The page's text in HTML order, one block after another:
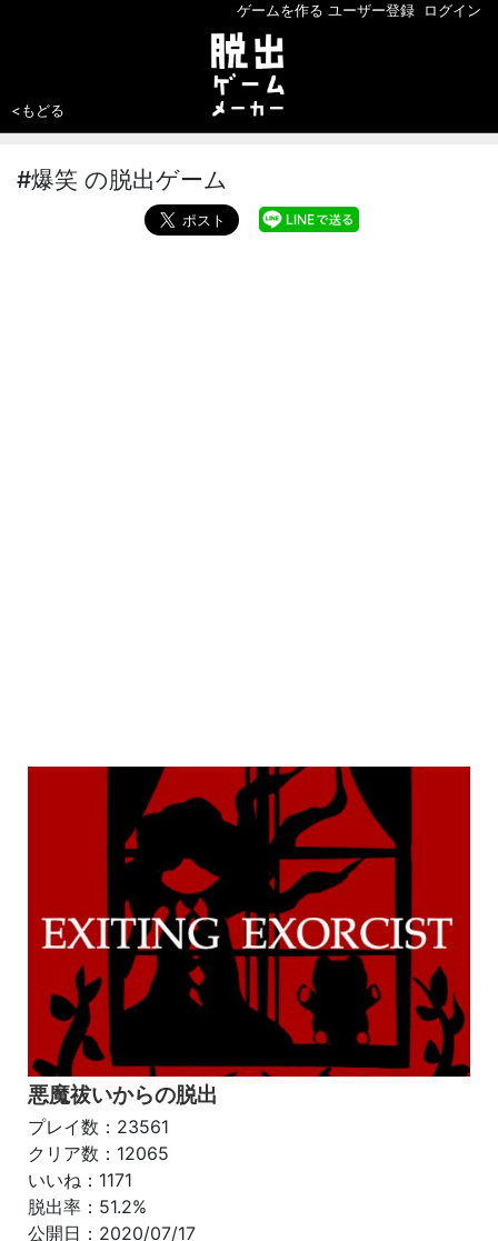
ゲームを作る ユーザー登録 ログイン
<もどる
#爆笑 の脱出ゲーム
悪魔祓いからの脱出
プレイ数：23561
クリア数：12065
いいね：1171
脱出率：51.2%
公開日：2020/07/17